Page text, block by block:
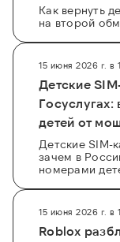
Как вернуть
на второй
15 июня 2026 г. в
Детские
Госуслугах:
детей от
Детские SIM-
зачем в
номерами
15 июня 2026 г. в
Roblox